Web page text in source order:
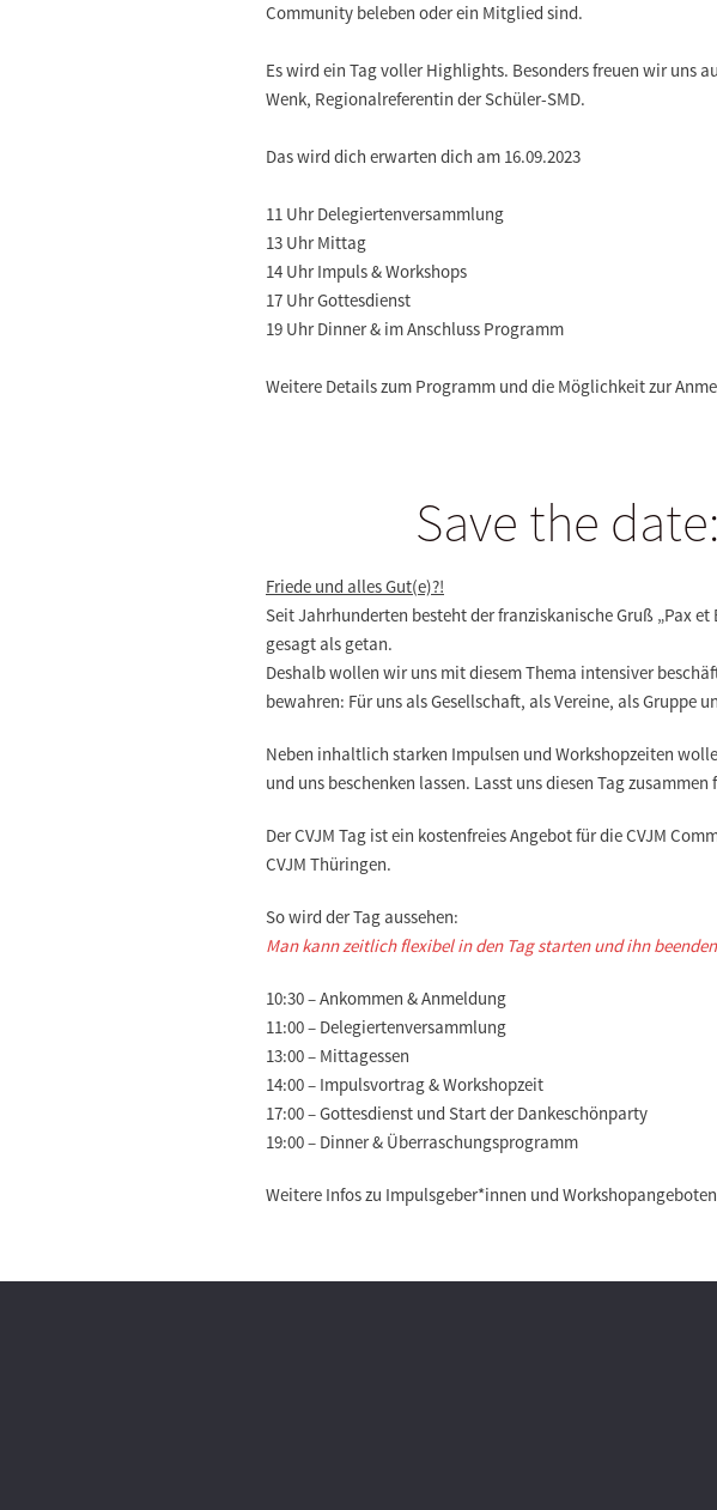
Community beleben oder ein Mitglied sind.
Es wird ein Tag voller Highlights. Besonders freuen wir uns
Wenk, Regionalreferentin der Schüler-SMD.
Das wird dich erwarten dich am 16.09.2023
11 Uhr Delegiertenversammlung
13 Uhr Mittag
14 Uhr Impuls & Workshops
17 Uhr Gottesdienst
19 Uhr Dinner & im Anschluss Programm
Weitere Details zum Programm und die Möglichkeit zur
Save the
Friede und alles Gut(e)?!
Seit Jahrhunderten besteht der franziskanische Gruß „Pax
gesagt als getan.
Deshalb wollen wir uns mit diesem Thema intensiver
bewahren: Für uns als Gesellschaft, als Vereine, als Gruppe
Neben inhaltlich starken Impulsen und Workshopzeiten
und uns beschenken lassen. Lasst uns diesen Tag
Der CVJM Tag ist ein kostenfreies Angebot für die CVJM
CVJM Thüringen.
So wird der Tag aussehen:
Man kann zeitlich flexibel in den Tag starten und ihn
10:30 – Ankommen & Anmeldung
11:00 – Delegiertenversammlung
13:00 – Mittagessen
14:00 – Impulsvortrag & Workshopzeit
17:00 – Gottesdienst und Start der Dankeschönparty
19:00 – Dinner & Überraschungsprogramm
Weitere Infos zu Impulsgeber*innen und